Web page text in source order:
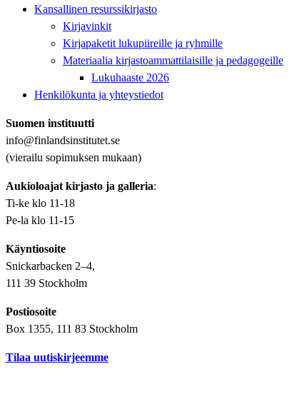
Kansallinen resurssikirjasto
Kirjavinkit
Kirjapaketit lukupiireille ja ryhmille
Materiaalia kirjastoammattilaisille ja pedagogeille
Lukuhaaste 2026
Henkilökunta ja yhteystiedot
Suomen instituutti
info@finlandsinstitutet.se
(vierailu sopimuksen mukaan)
Aukioloajat kirjasto ja galleria:
Ti-ke klo 11-18
Pe-la klo 11-15
Käyntiosoite
Snickarbacken 2–4,
111 39 Stockholm
Postiosoite
Box 1355, 111 83 Stockholm
Tilaa uutiskirjeemme